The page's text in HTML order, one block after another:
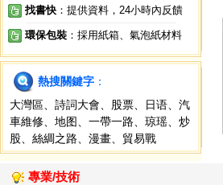
找書快 ：提供資料，24小時內反饋
環保包裝 ：採用紙箱、氣泡紙材料
熱搜關鍵字 ：
大灣區
詩詞大會 股票 日语
汽
車維修
地图 一帶一路 琼瑶
炒
股
絲綢之路 漫畫 貿易戰
專業/技術